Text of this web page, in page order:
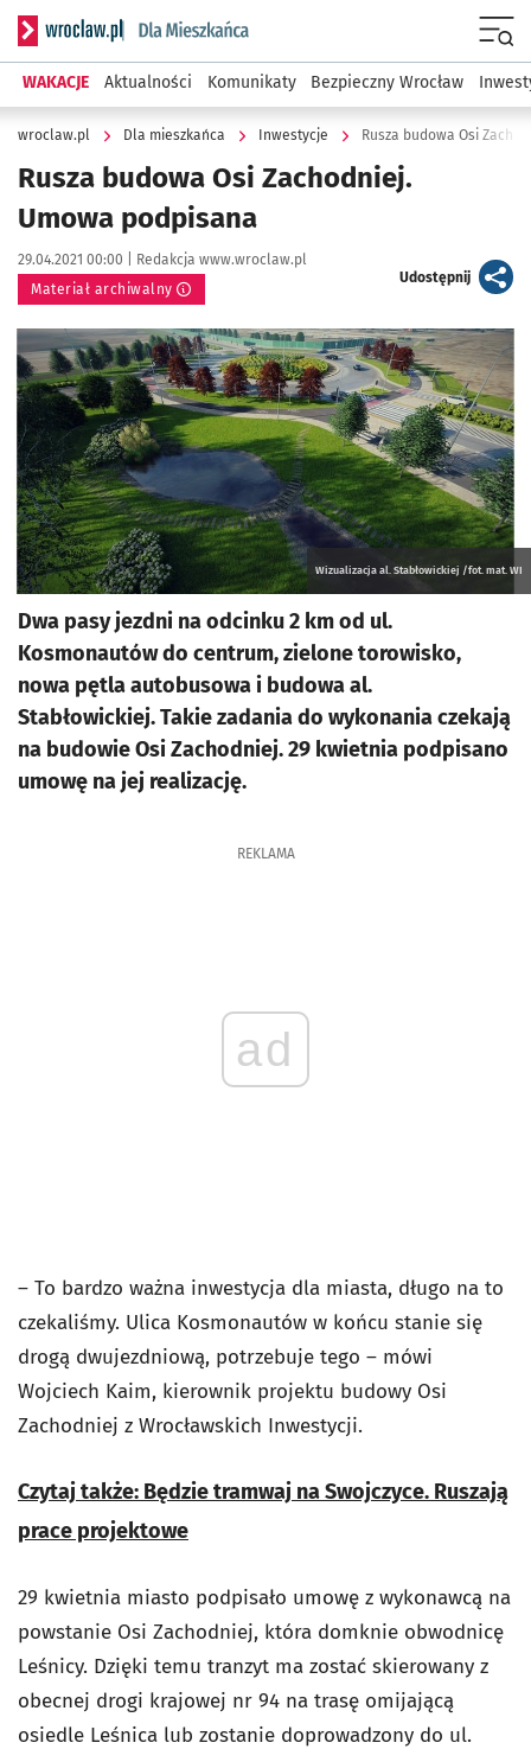
Serwis informacyjny wroclaw.pl podserwis: Dla mieszkańca
WAKACJE Aktualności Komunikaty Bezpieczny Wrocław
wroclaw.pl Dla mieszkańca Inwestycje Rusza budowa Osi
Rusza budowa Osi Zachodniej.
Umowa podpisana
Data publikacji:
29.04.2021 00:00 | Autor:
Redakcja www.wroclaw.pl
Materiał archiwalny
Udostępnijartykuł
Kliknij, aby powiększyć
Wizualizacja al. Stabłowickiej /fot. mat. WI
Dwa pasy jezdni na odcinku 2 km od ul.
Kosmonautów do centrum, zielone torowisko,
nowa pętla autobusowa i budowa al.
Stabłowickiej. Takie zadania do wykonania czekają
na budowie Osi Zachodniej. 29 kwietnia podpisano
umowę na jej realizację.
REKLAMA
ad
– To bardzo ważna inwestycja dla miasta, długo na to
czekaliśmy. Ulica Kosmonautów w końcu stanie się
drogą dwujezdniową, potrzebuje tego – mówi
Wojciech Kaim, kierownik projektu budowy Osi
Zachodniej z Wrocławskich Inwestycji.
Czytaj także: Będzie tramwaj na Swojczyce. Ruszają
prace projektowe
29 kwietnia miasto podpisało umowę z wykonawcą na
powstanie Osi Zachodniej, która domknie obwodnicę
Leśnicy. Dzięki temu tranzyt ma zostać skierowany z
obecnej drogi krajowej nr 94 na trasę omijającą
osiedle Leśnica lub zostanie doprowadzony do ul.